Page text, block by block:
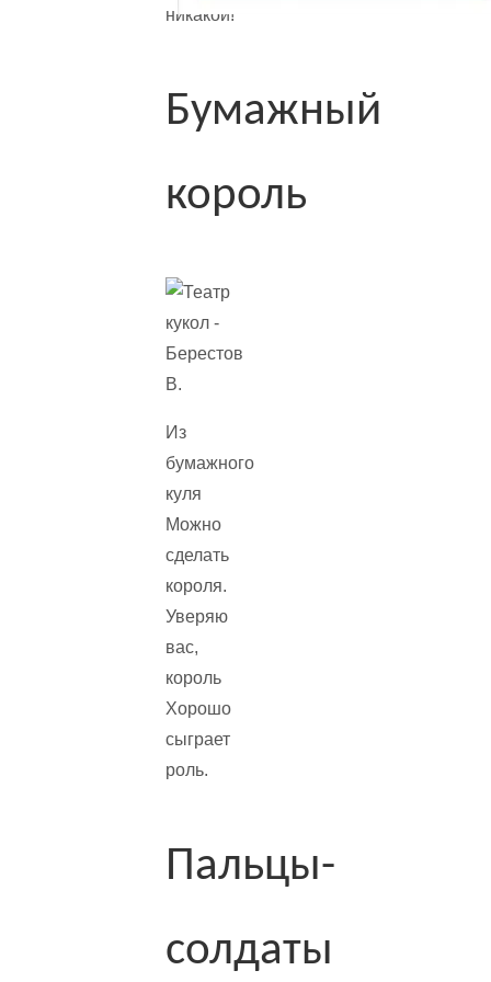
никакой!
Бумажный
король
Из
бумажного
куля
Можно
сделать
короля.
Уверяю
вас,
король
Хорошо
сыграет
роль.
Пальцы-
солдаты